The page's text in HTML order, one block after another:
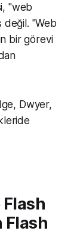
"web
değil. "Web
bir görevi
Dwyer,
Flash